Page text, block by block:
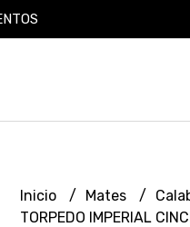
Inicio Mates
TORPEDO IMPERIAL